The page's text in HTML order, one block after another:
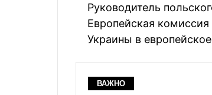
Руководитель
Европейская
Украины в
ВАЖНО